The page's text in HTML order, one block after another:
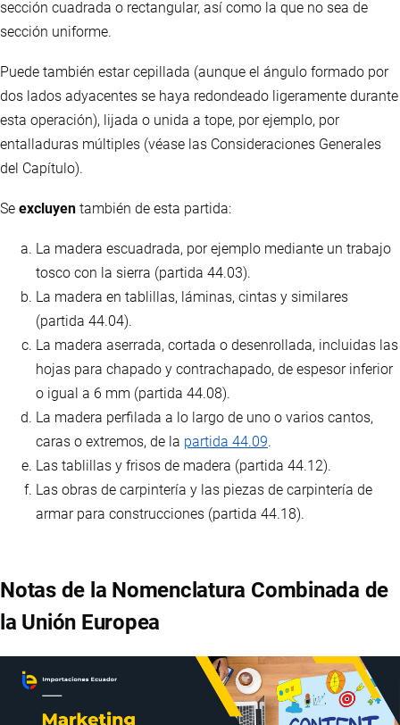
sección cuadrada o rectangular, así como la que no sea de
sección uniforme.
Puede también estar cepillada (aunque el ángulo formado por
dos lados adyacentes se haya redondeado ligeramente durante
esta operación), lijada o unida a tope, por ejemplo, por
entalladuras múltiples (véase las Consideraciones Generales
del Capítulo).
Se excluyen también de esta partida:
La madera escuadrada, por ejemplo mediante un trabajo
tosco con la sierra (partida 44.03).
La madera en tablillas, láminas, cintas y similares
(partida 44.04).
La madera aserrada, cortada o desenrollada, incluidas las
hojas para chapado y contrachapado, de espesor inferior
o igual a 6 mm (partida 44.08).
La madera perfilada a lo largo de uno o varios cantos,
caras o extremos, de la partida 44.09.
Las tablillas y frisos de madera (partida 44.12).
Las obras de carpintería y las piezas de carpintería de
armar para construcciones (partida 44.18).
Notas de la Nomenclatura Combinada de
la Unión Europea